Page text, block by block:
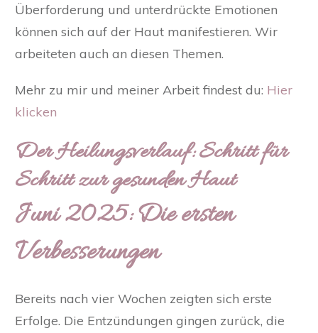
Überforderung und unterdrückte Emotionen
können sich auf der Haut manifestieren. Wir
arbeiteten auch an diesen Themen.
Mehr zu mir und meiner Arbeit findest du: Hier
klicken
Der Heilungsverlauf: Schritt für
Schritt zur gesunden Haut
Juni 2025: Die ersten
Verbesserungen
Bereits nach vier Wochen zeigten sich erste
Erfolge. Die Entzündungen gingen zurück, die